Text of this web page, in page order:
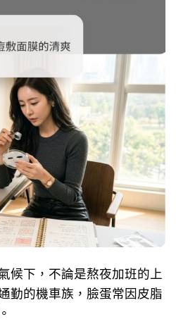
下，不論是熬夜加班的上
勤的機車族，臉蛋常因皮脂